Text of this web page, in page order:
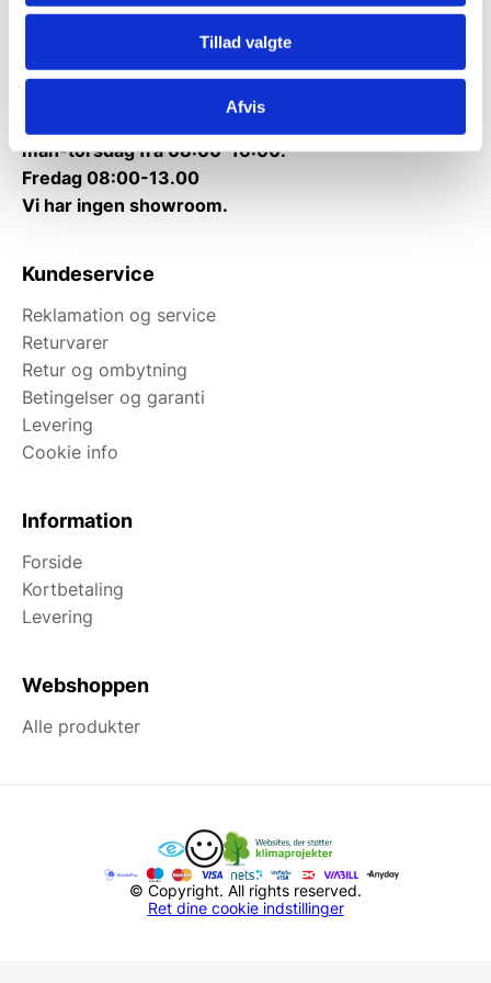
Tillad valgte
Afvis
Tlf.
Mandag til torsdag: 10:00 – 14:00.
Fredag: Telefonlukket.
man-torsdag fra 08:00-16:00.
Fredag 08:00-13.00
Vi har ingen showroom.
Kundeservice
Reklamation og service
Returvarer
Retur og ombytning
Betingelser og garanti
Levering
Cookie info
Information
Forside
Kortbetaling
Levering
Webshoppen
Alle produkter
© Copyright. All rights reserved.
Ret dine cookie indstillinger